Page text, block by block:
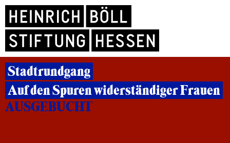
Stadtrundgang
Auf den Spuren widerständiger Frauen
AUSGEBUCHT